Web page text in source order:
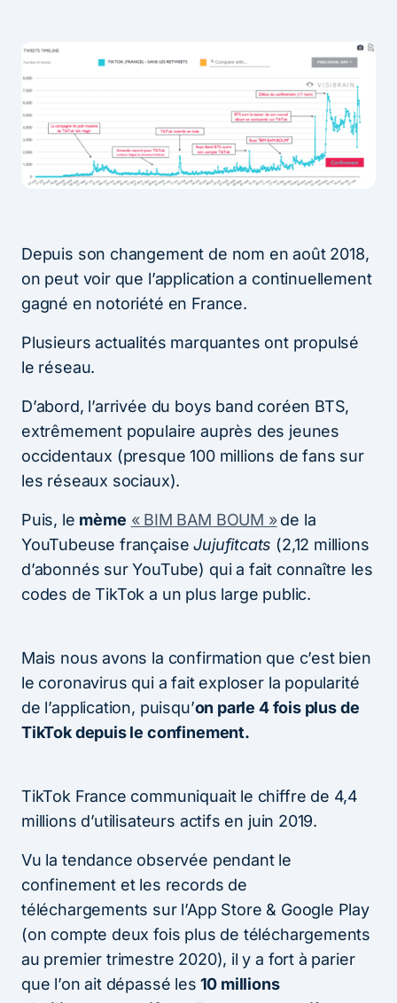
Depuis son changement de nom en août 2018,
on peut voir que l’application a continuellement
gagné en notoriété en France.
Plusieurs actualités marquantes ont propulsé
le réseau.
D’abord, l’arrivée du boys band coréen BTS,
extrêmement populaire auprès des jeunes
occidentaux (presque 100 millions de fans sur
les réseaux sociaux).
Puis, le mème « BIM BAM BOUM » de la
YouTubeuse françaiseJujufitcats (2,12 millions
d’abonnés sur YouTube) qui a fait connaître les
codes de TikTok a un plus large public.
Mais nous avons la confirmation que c’est bien
le coronavirus qui a fait exploser la popularité
de l’application, puisqu’on parle 4 fois plus de
TikTok depuis le confinement.
TikTok France communiquait le chiffre de 4,4
millions d’utilisateurs actifs en juin 2019.
Vu la tendance observée pendant le
confinement et les records de
téléchargements sur l’App Store & Google Play
(on compte deux fois plus de téléchargements
au premier trimestre 2020), il y a fort à parier
que l’on ait dépassé les 10 millions